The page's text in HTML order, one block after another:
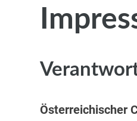
Österreichischer